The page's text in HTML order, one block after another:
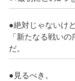
●絶対じゃないけ
「新たなる戦い
だ。
●見るべき。